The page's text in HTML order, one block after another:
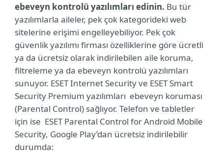
ebeveyn kontrolü yazılımları edinin. Bu tür
yazılımlarla aileler, pek çok kategorideki web
sitelerine erişimi engelleyebiliyor. Pek çok
güvenlik yazılımı firması özelliklerine göre ücretli
ya da ücretsiz olarak indirilebilen aile koruma,
filtreleme ya da ebeveyn kontrolü yazılımları
sunuyor. ESET Internet Security ve ESET Smart
Security Premium yazılımları ebeveyn koruması
(Parental Control) sağlıyor. Telefon ve tabletler
için ise ESET Parental Control for Android Mobile
Security, Google Play’dan ücretsiz indirilebilir
durumda: